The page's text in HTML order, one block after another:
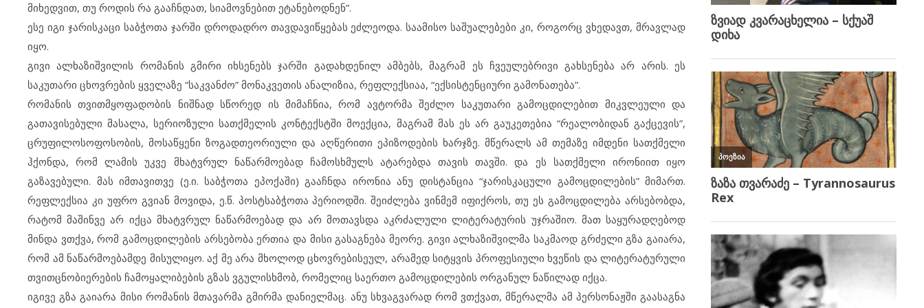
მიხედვით, თუ როდის რა გააჩნდათ, სიამოვნებით ეტანებოდნენ”.
ესე იგი ჯარისკაცი საბჭოთა ჯარში დროდადრო თავდავიწყებას ეძლეოდა. საამისო საშუალებები კი, როგორც ვხედავთ, მრავლად
იყო.
გივი ალხაზიშვილის რომანის გმირი იხსენებს ჯარში გადახდენილ ამბებს, მაგრამ ეს ჩვეულებრივი გახსენება არ არის. ეს
საკუთარი ცხოვრების ყველაზე “საკვანძო” მონაკვეთის ანალიზია, რეფლექსიაა, “ექსისტენციური გამონათება”.
რომანის თვითმყოფადობის ნიშნად სწორედ ის მიმაჩნია, რომ ავტორმა შეძლო საკუთარი გამოცდილებით მიკვლეული და
გათავისებული მასალა, სერიოზული სათქმელის კონტექსტში მოექცია, მაგრამ მას ეს არ გაუკეთებია “რეალობიდან გაქცევის”,
ცრუფილოსოფოსობის, მოსაწყენი ზოგადთეორიული და აღწერითი ეპიზოდების ხარჯზე. მწერალს ამ თემაზე იმდენი სათქმელი
ჰქონდა, რომ ლამის უკვე მხატვრულ ნაწარმოებად ჩამოსხმულს ატარებდა თავის თავში. და ეს სათქმელი ირონიით იყო
გაზავებული. მას იმთავითვე (ე.ი. საბჭოთა ეპოქაში) გააჩნდა ირონია ანუ დისტანცია “ჯარისკაცული გამოცდილების” მიმართ.
რეფლექსია კი უფრო გვიან მოვიდა, ე.წ. პოსტსაბჭოთა პერიოდში. შეიძლება ვინმემ იფიქროს, თუ ეს გამოცდილება არსებობდა,
რატომ მაშინვე არ იქცა მხატვრულ ნაწარმოებად და არ მოთავსდა აკრძალული ლიტერატურის უჯრაშიო. მათ საყურადღებოდ
მინდა ვთქვა, რომ გამოცდილების არსებობა ერთია და მისი გასაგნება მეორე. გივი ალხაზიშვილმა საკმაოდ გრძელი გზა გაიარა,
რომ ამ ნაწარმოებამდე მისულიყო. აქ მე არა მხოლოდ ცხოვრებისეულ, არამედ სიტყვის პროფესიული ხვეწის და ლიტერატურული
თვითცნობიერების ჩამოყალიბების გზას ვგულისხმობ, რომელიც საერთო გამოცდილების ორგანულ ნაწილად იქცა.
იგივე გზა გაიარა მისი რომანის მთავარმა გმირმა დანიელმაც. ანუ სხვაგვარად რომ ვთქვათ, მწერალმა ამ პერსონაჟში გაასაგნა